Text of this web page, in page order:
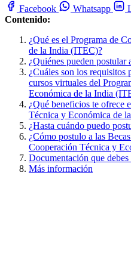
Facebook
Whatsapp
Contenido:
¿Qué es el Programa de
de la India (ITEC)?
¿Quiénes pueden postular
¿Cuáles son los requisitos
cursos virtuales del
Económica de la India
¿Qué beneficios te ofrece
Técnica y Económica de
¿Hasta cuándo puedo
¿Cómo postulo a las
Cooperación Técnica y
Documentación que debes
Más información